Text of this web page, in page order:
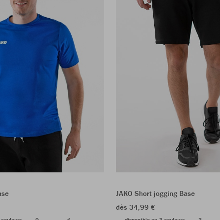
JAKO Short jogging Base
dès 34,99 €